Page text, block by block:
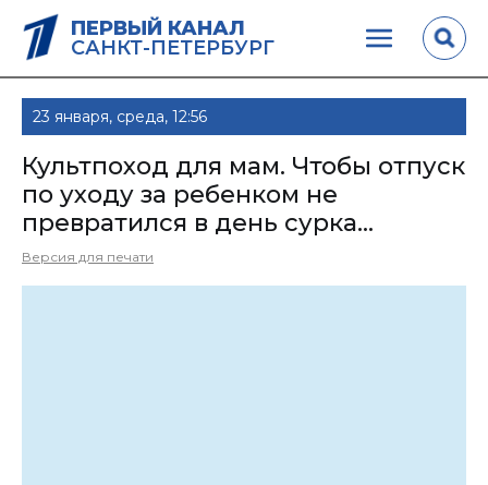
ПЕРВЫЙ КАНАЛ
САНКТ-ПЕТЕРБУРГ
23 января, среда, 12:56
Культпоход для мам. Чтобы отпуск
по уходу за ребенком не
превратился в день сурка...
Версия для печати